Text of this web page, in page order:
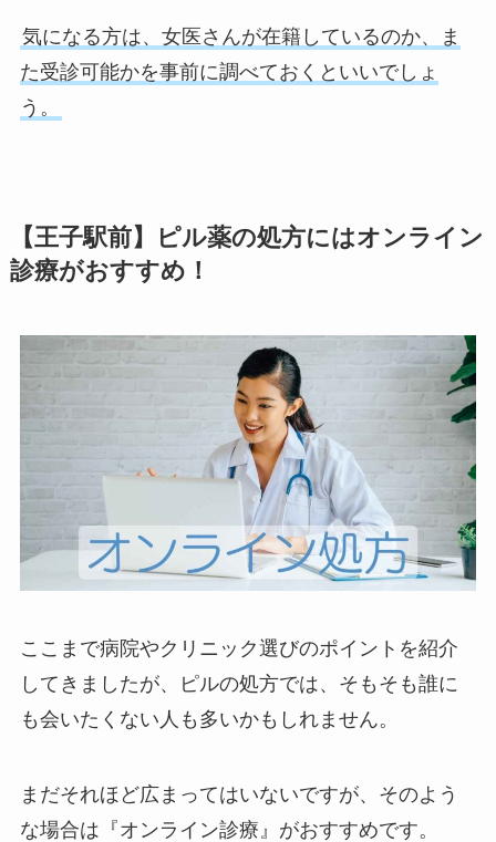
気になる方は、女医さんが在籍しているのか、ま
た受診可能かを事前に調べておくといいでしょ
う。
【王子駅前】ピル薬の処方にはオンライン
診療がおすすめ！
ここまで病院やクリニック選びのポイントを紹介
してきましたが、ピルの処方では、そもそも誰に
も会いたくない人も多いかもしれません。
まだそれほど広まってはいないですが、そのよう
な場合は『オンライン診療』がおすすめです。